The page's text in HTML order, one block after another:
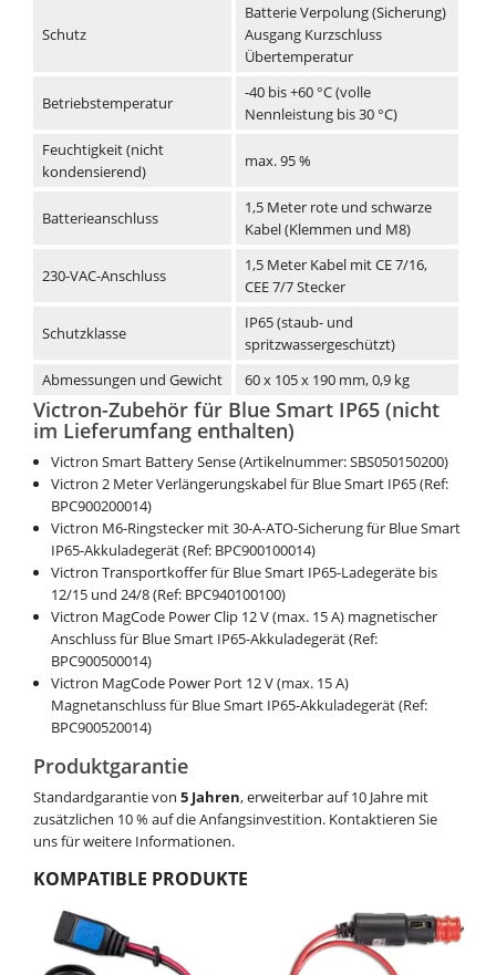
Schutz
Batterie Verpolung (Sicherung)
Ausgang Kurzschluss
Übertemperatur
Betriebstemperatur
-40 bis +60 °C (volle
Nennleistung bis 30 °C)
Feuchtigkeit (nicht
kondensierend)
max. 95 %
Batterieanschluss
1,5 Meter rote und schwarze
Kabel (Klemmen und M8)
230-VAC-Anschluss
1,5 Meter Kabel mit CE 7/16,
CEE 7/7 Stecker
Schutzklasse
IP65 (staub- und
spritzwassergeschützt)
Abmessungen und Gewicht
60 x 105 x 190 mm, 0,9 kg
Victron-Zubehör für Blue Smart IP65 (nicht
im Lieferumfang enthalten)
Victron Smart Battery Sense (Artikelnummer: SBS050150200)
Victron 2 Meter Verlängerungskabel für Blue Smart IP65 (Ref:
BPC900200014)
Victron M6-Ringstecker mit 30-A-ATO-Sicherung für Blue Smart
IP65-Akkuladegerät (Ref: BPC900100014)
Victron Transportkoffer für Blue Smart IP65-Ladegeräte bis
12/15 und 24/8 (Ref: BPC940100100)
Victron MagCode Power Clip 12 V (max. 15 A) magnetischer
Anschluss für Blue Smart IP65-Akkuladegerät (Ref:
BPC900500014)
Victron MagCode Power Port 12 V (max. 15 A)
Magnetanschluss für Blue Smart IP65-Akkuladegerät (Ref:
BPC900520014)
Produktgarantie
Standardgarantie von 5 Jahren, erweiterbar auf 10 Jahre mit
zusätzlichen 10 % auf die Anfangsinvestition. Kontaktieren Sie
uns für weitere Informationen.
KOMPATIBLE PRODUKTE